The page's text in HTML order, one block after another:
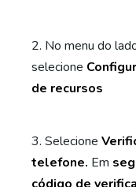
2. No menu do
selecione
de recursos
3. Selecione
telefone. Em